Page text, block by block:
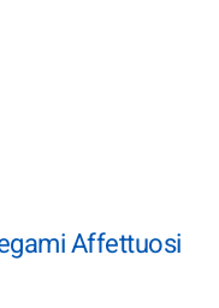
Affettuosi